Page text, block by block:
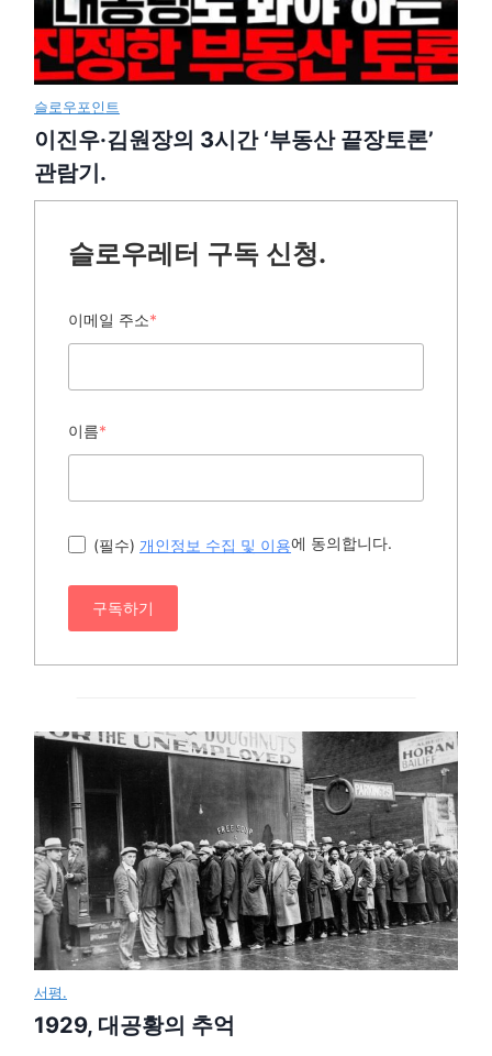
슬로우포인트
이진우·김원장의 3시간 ‘부동산 끝장토론’
관람기.
슬로우레터 구독 신청.
이메일 주소*
이름*
(필수) 개인정보 수집 및 이용에 동의합니다.
구독하기
서평.
1929, 대공황의 추억